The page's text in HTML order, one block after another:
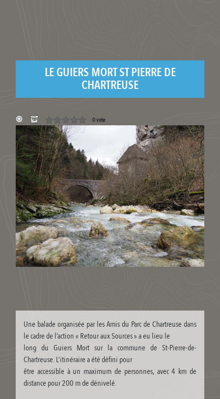
LE GUIERS MORT ST PIERRE DE
CHARTREUSE
0 vote
Une balade organisée par les Amis du Parc de Chartreuse dans
le cadre de l’action « Retour aux Sources » a eu lieu le
long du Guiers Mort sur la commune de St-Pierre-de-
Chartreuse. L’itinéraire a été défini pour
être accessible à un maximum de personnes, avec 4 km de
distance pour 200 m de dénivelé.